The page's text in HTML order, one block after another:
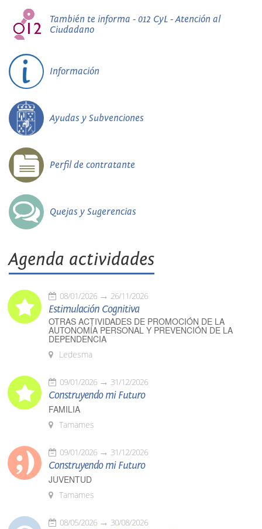
También te informa - 012 CyL - Atención al
Ciudadano
Información
Ayudas y Subvenciones
Perfil de contratante
Quejas y Sugerencias
Agenda actividades
08/01/2026 26/11/2026
Estimulación Cognitiva
OTRAS ACTIVIDADES DE PROMOCIÓN DE LA
AUTONOMÍA PERSONAL Y PREVENCIÓN DE LA
DEPENDENCIA
Ledesma
09/01/2026 31/12/2026
Construyendo mi Futuro
FAMILIA
Tamames
09/01/2026 31/12/2026
Construyendo mi Futuro
JUVENTUD
Tamames
08/05/2026 30/08/2026